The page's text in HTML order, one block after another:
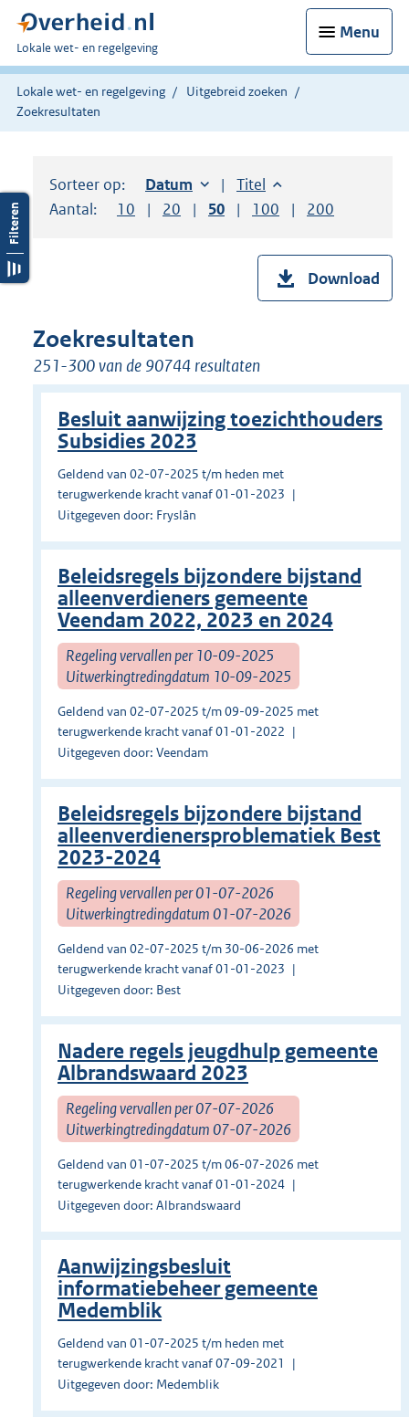
Menu
U
bent
hier:
Lokale wet- en regelgeving
Lokale wet- en regelgeving
Uitgebreid zoeken
Zoekresultaten
Sorteer op: Sorteer op:
Datum oplopendSorteer op:
Titel oplopend
Aantal:
Toon
10 resultaten per pagina
Toon
20 resultaten per pagina
Toon
50 resultaten per pagina
Toon
100 resultaten per
Toon
200
Download
Zoekresultaten
251-300 van de 90744 resultaten
Besluit aanwijzing toezichthouders
Subsidies 2023
Geldend van 02-07-2025 t/m heden met
terugwerkende kracht vanaf 01-01-2023
Uitgegeven door: Fryslân
Beleidsregels bijzondere bijstand
alleenverdieners gemeente
Veendam 2022, 2023 en 2024
Regeling vervallen per 10-09-2025
Uitwerkingtredingdatum 10-09-2025
Geldend van 02-07-2025 t/m 09-09-2025 met
terugwerkende kracht vanaf 01-01-2022
Uitgegeven door: Veendam
Beleidsregels bijzondere bijstand
alleenverdienersproblematiek Best
2023-2024
Regeling vervallen per 01-07-2026
Uitwerkingtredingdatum 01-07-2026
Geldend van 02-07-2025 t/m 30-06-2026 met
terugwerkende kracht vanaf 01-01-2023
Uitgegeven door: Best
Nadere regels jeugdhulp gemeente
Albrandswaard 2023
Regeling vervallen per 07-07-2026
Uitwerkingtredingdatum 07-07-2026
Geldend van 01-07-2025 t/m 06-07-2026 met
terugwerkende kracht vanaf 01-01-2024
Uitgegeven door: Albrandswaard
Aanwijzingsbesluit
informatiebeheer gemeente
Medemblik
Geldend van 01-07-2025 t/m heden met
terugwerkende kracht vanaf 07-09-2021
Uitgegeven door: Medemblik